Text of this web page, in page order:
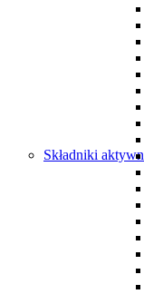
Składniki